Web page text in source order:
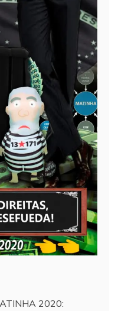
2020: